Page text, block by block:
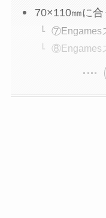
70×110㎜に
⑦Engames
⑧Engames